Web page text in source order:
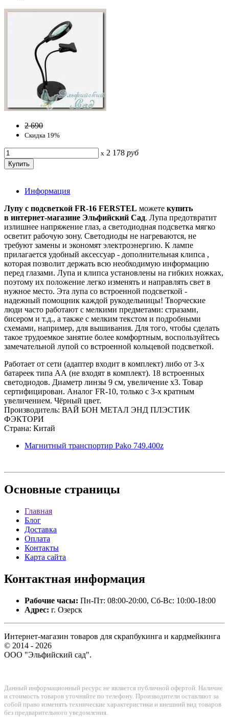
2 690
Скидка 19%
x 2 178 руб
Информация
Лупу с подсветкой FR-16 FERSTEL можете купить
в интернет-магазине Эльфийский Сад. Лупа предотвратит
излишнее напряжение глаз, а светодиодная подсветка мягко
осветит рабочую зону. Светодиоды не нагреваются, не
требуют замены и экономят электроэнергию. К лампе
прилагается удобный аксессуар - дополнительная клипса ,
которая позволит держать всю необходимую информацию
перед глазами. Лупа и клипса установлены на гибких ножках,
поэтому их положение легко изменять и направлять свет в
нужное место. Эта лупа со встроенной подсветкой -
надежный помощник каждой рукодельницы! Творческие
люди часто работают с мелкими предметами: стразами,
бисером и т.д., а также с мелким текстом и подробными
схемами, например, для вышивания. Для того, чтобы сделать
такое трудоемкое занятие более комфортным, воспользуйтесь
замечательной лупой со встроенной кольцевой подсветкой.
Работает от сети (адаптер входит в комплект) либо от 3-х
батареек типа АА (не входят в комплект). 18 встроенных
светодиодов. Диаметр линзы 9 см, увеличение х3. Товар
сертифицирован. Аналог FR-10, только с 3-х кратным
увеличением. Чёрный цвет.
Производитель: ВАЙ БОН МЕТАЛ ЭНД ПЛЭСТИК
ФЭКТОРИ
Страна: Китай
Магнитный транспортир Pako 749.400z
Основные страницы
Главная
Блог
Доставка
Оплата
Контакты
Карта сайта
Контактная информация
Рабочие часы: Пн-Пт: 08:00-20:00, Сб-Вс: 10:00-18:00
Адрес: г. Озерск
Интернет-магазин товаров для скрапбукинга и кардмейкинга
© 2014 - 2026
ООО "Эльфийский сад".
Данный информационный ресурс не является публичной офертой. Наличие
и стоимость товаров уточняйте по телефону. Производители оставляют за
собой право изменять технические характеристики и внешний вид товаров
без предварительного уведомления.